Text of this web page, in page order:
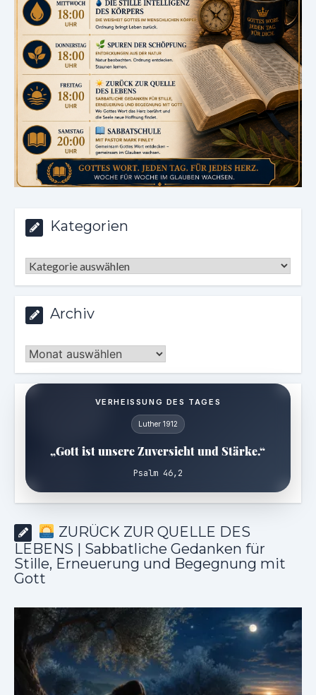
Kategorien
Kategorien
Archiv
Archiv
VERHEISSUNG DES TAGES
Luther 1912
„Gott ist unsere Zuversicht und Stärke.“
Psalm 46,2
ZURÜCK ZUR QUELLE DES
LEBENS | Sabbatliche Gedanken für
Stille, Erneuerung und Begegnung mit
Gott